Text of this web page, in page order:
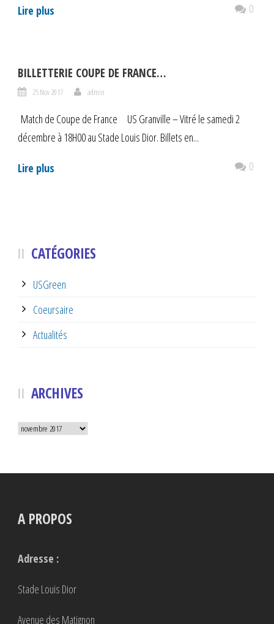
Lire plus 0
BILLETTERIE COUPE DE FRANCE…
25 Nov 2017 admin
Match de Coupe de France US Granville – Vitré le samedi 2
décembre à 18H00 au Stade Louis Dior. Billets en...
Lire plus 0
CATÉGORIES
USGreen
Coeursaire
Actualités
ARCHIVES
Archives
A PROPOS
Adresse :
Stade Louis Dior
Avenue des Matignon